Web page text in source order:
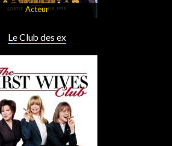
Acteur
Le Club des ex